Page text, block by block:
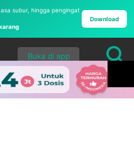
subur, hingga pengingat
Download
Buka di app